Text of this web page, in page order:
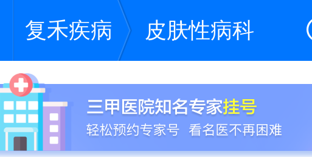
复禾疾病 皮肤性病科